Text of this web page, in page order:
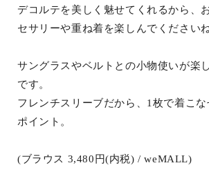
デコルテを美しく魅せてくれるから、
セサリーや重ね着を楽しんでくださいね
サングラスやベルトとの小物使いが楽
です。
フレンチスリーブだから、1枚で着こ
ポイント。
(ブラウス 3,480円(内税) / weMALL)